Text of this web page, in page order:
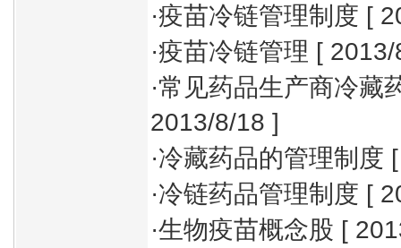
·疫苗冷链管理制度 [
·疫苗冷链管理 [
·常见药品生产商冷藏
2013/8/18 ]
·冷藏药品的管理制度
·冷链药品管理制度 [
·生物疫苗概念股 [